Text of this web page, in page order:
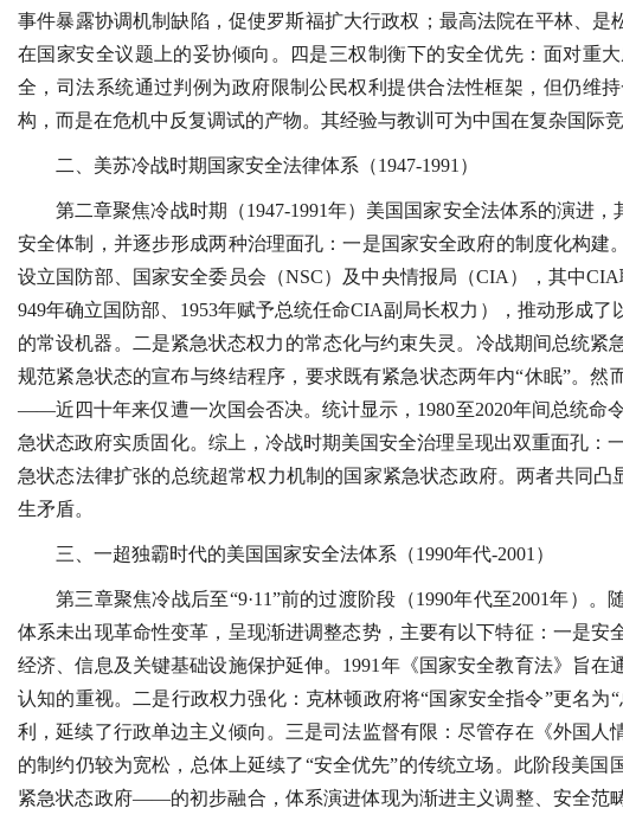
事件暴露协调机制缺陷，促使罗斯福扩大行政权；最高法院在平林、
在国家安全议题上的妥协倾向。四是三权制衡下的安全优先：面对重
全，司法系统通过判例为政府限制公民权利提供合法性框架，但仍维
构，而是在危机中反复调试的产物。其经验与教训可为中国在复杂国际
二、美苏冷战时期国家安全法律体系（1947-1991）
第二章聚焦冷战时期（1947-1991年）美国国家安全法体系的演进
安全体制，并逐步形成两种治理面孔：一是国家安全政府的制度化构
设立国防部、国家安全委员会（NSC）及中央情报局（CIA），其中
949年确立国防部、1953年赋予总统任命CIA副局长权力），推动形成
的常设机器。二是紧急状态权力的常态化与约束失灵。冷战期间总统
规范紧急状态的宣布与终结程序，要求既有紧急状态两年内“休眠”。
——近四十年来仅遭一次国会否决。统计显示，1980至2020年间总统命
急状态政府实质固化。综上，冷战时期美国安全治理呈现出双重面孔
急状态法律扩张的总统超常权力机制的国家紧急状态政府。两者共同
生矛盾。
三、一超独霸时代的美国国家安全法体系（1990年代-2001）
第三章聚焦冷战后至“9·11”前的过渡阶段（1990年代至2001年）
体系未出现革命性变革，呈现渐进调整态势，主要有以下特征：一是
经济、信息及关键基础设施保护延伸。1991年《国家安全教育法》旨
认知的重视。二是行政权力强化：克林顿政府将“国家安全指令”更名
利，延续了行政单边主义倾向。三是司法监督有限：尽管存在《外国
的制约仍较为宽松，总体上延续了“安全优先”的传统立场。此阶段美
紧急状态政府——的初步融合，体系演进体现为渐进主义调整、安全范